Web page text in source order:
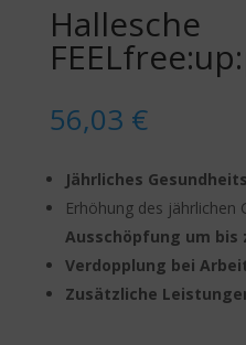
Hallesche
56,03 €
Jährliches
Erhöhung des jährlichen
Ausschöpfung um bis
Verdopplung bei
Zusätzliche